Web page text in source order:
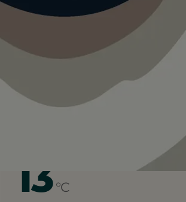
Hubbrücke.
Ausflug mit Hund.
13 °C